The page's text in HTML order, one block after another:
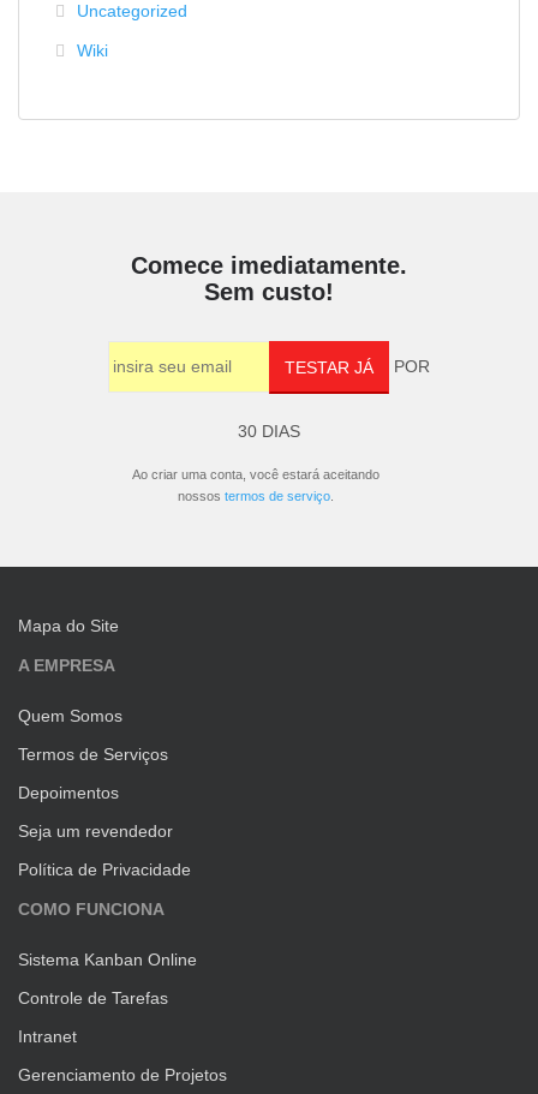
Uncategorized
Wiki
Comece imediatamente.
Sem custo!
TESTAR JÁ POR
30 DIAS
Ao criar uma conta, você estará aceitando
nossos termos de serviço.
Mapa do Site
A EMPRESA
Quem Somos
Termos de Serviços
Depoimentos
Seja um revendedor
Política de Privacidade
COMO FUNCIONA
Sistema Kanban Online
Controle de Tarefas
Intranet
Gerenciamento de Projetos